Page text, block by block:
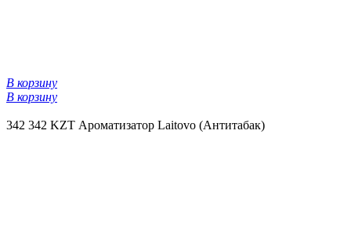
В корзину
В корзину
342 342 KZT Ароматизатор Laitovo (Антитабак)